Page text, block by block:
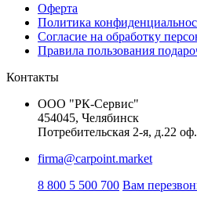
Оферта
Политика
Согласие на обработку
Правила пользования
Контакты
ООО "РК-Сервис"
454045, Челябинск
Потребительская 2-я, д.22
firma@carpoint.market
8 800 5 500 700 Вам